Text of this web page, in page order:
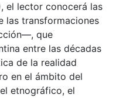
el lector conocerá las
las transformaciones
que
entre las décadas
de la realidad
en el ámbito del
etnográfico, el